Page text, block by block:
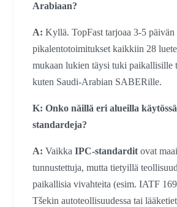
Arabiaan?
A: Kyllä. TopFast tarjoaa 3-5 päivän
pikalentotoimitukset kaikkiin 28
mukaan lukien täysi tuki paikallisille
kuten Saudi-Arabian SABERille.
K: Onko näillä eri alueilla
standardeja?
A: Vaikka IPC-standardit ovat
tunnustettuja, mutta tietyillä
paikallisia vivahteita (esim. IATF
Tšekin autoteollisuudessa tai